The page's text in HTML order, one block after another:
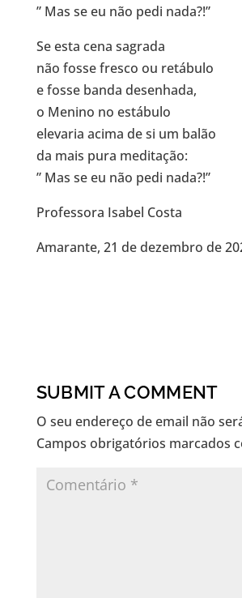
” Mas se eu não pedi nada?!”
Se esta cena sagrada
não fosse fresco ou retábulo
e fosse banda desenhada,
o Menino no estábulo
elevaria acima de si um balão
da mais pura meditação:
” Mas se eu não pedi nada?!”
Professora Isabel Costa
Amarante, 21 de dezembro de
SUBMIT A COMMENT
O seu endereço de email não
Campos obrigatórios marcados